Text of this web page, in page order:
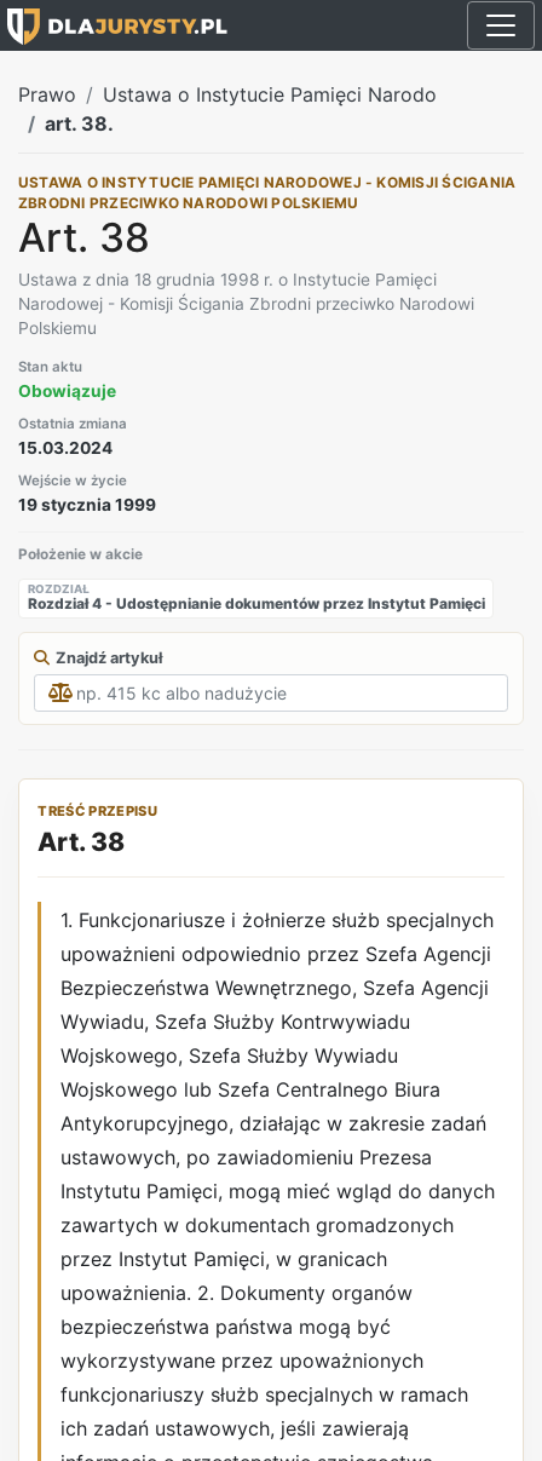
Prawo
Ustawa o Instytucie Pamięci Narodo
art. 38.
USTAWA O INSTYTUCIE PAMIĘCI NARODOWEJ - KOMISJI ŚCIGANIA
ZBRODNI PRZECIWKO NARODOWI POLSKIEMU
Art. 38
Ustawa z dnia 18 grudnia 1998 r. o Instytucie Pamięci
Narodowej - Komisji Ścigania Zbrodni przeciwko Narodowi
Polskiemu
Stan aktu
Obowiązuje
Ostatnia zmiana
15.03.2024
Wejście w życie
19 stycznia 1999
Położenie w akcie
ROZDZIAŁ
Rozdział 4 - Udostępnianie dokumentów przez Instytut Pamięci
Znajdź artykuł
TREŚĆ PRZEPISU
Art. 38
1. Funkcjonariusze i żołnierze służb specjalnych
upoważnieni odpowiednio przez Szefa Agencji
Bezpieczeństwa Wewnętrznego, Szefa Agencji
Wywiadu, Szefa Służby Kontrwywiadu
Wojskowego, Szefa Służby Wywiadu
Wojskowego lub Szefa Centralnego Biura
Antykorupcyjnego, działając w zakresie zadań
ustawowych, po zawiadomieniu Prezesa
Instytutu Pamięci, mogą mieć wgląd do danych
zawartych w dokumentach gromadzonych
przez Instytut Pamięci, w granicach
upoważnienia. 2. Dokumenty organów
bezpieczeństwa państwa mogą być
wykorzystywane przez upoważnionych
funkcjonariuszy służb specjalnych w ramach
ich zadań ustawowych, jeśli zawierają